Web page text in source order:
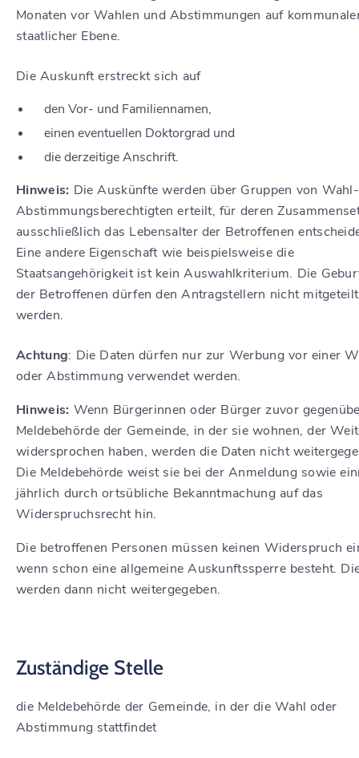
Monaten vor Wahlen und Abstimmungen auf
staatlicher Ebene.
Die Auskunft erstreckt sich auf
den Vor- und Familiennamen,
einen eventuellen Doktorgrad und
diederzeitigeAnschrift.
Hinweis: Die Auskünfte werden über Gruppen von
Abstimmungsberechtigten erteilt, für deren
ausschließlich das Lebensalter der Betroffenen
Eine andere Eigenschaft wie beispielsweise die
Staatsangehörigkeit ist kein Auswahlkriterium. Die
der Betroffenen dürfen den Antragstellern nicht mitgeteilt
werden.
Achtung: Die Daten dürfen nur zur Werbung vor einer
oder Abstimmung verwendet werden.
Hinweis: Wenn Bürgerinnen oder Bürger zuvor
Meldebehörde der Gemeinde, in der sie wohnen, der
widersprochen haben, werden die Daten nicht
Die Meldebehörde weist sie bei der Anmeldung sowie
jährlich durch ortsübliche Bekanntmachung auf das
Widerspruchsrecht hin.
Die betroffenen Personen müssen keinen Widerspruch
wenn schon eine allgemeine Auskunftssperre besteht.
werden dann nicht weitergegeben.
Zuständige Stelle
die Meldebehörde der Gemeinde, in der die Wahl oder
Abstimmung stattfindet